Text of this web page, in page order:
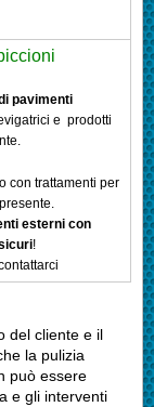
pavimenti
e prodotti
con trattamenti per
esterni con
!
del cliente e il
la pulizia
può essere
e gli interventi